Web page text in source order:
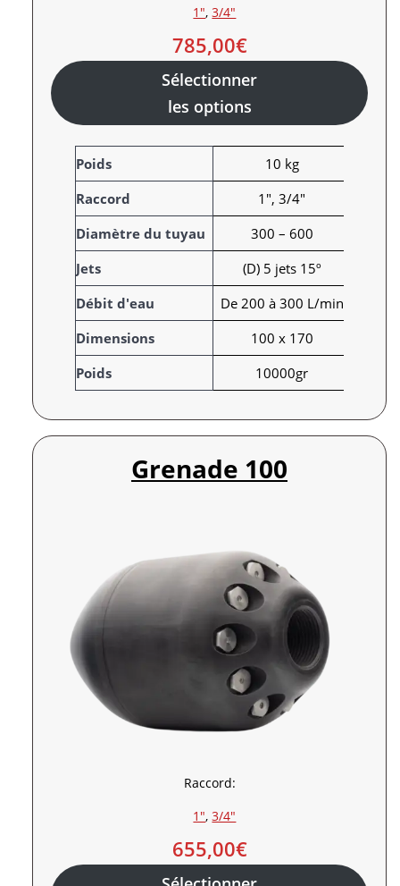
1″, 3/4″
785,00€
Sélectionner
les options
A
t
t
r
i
b
u
t
s
a
l
e
u
r
Poids
10 kg
Raccord
1", 3/4"
Diamètre du tuyau
300 – 600
Jets
(D) 5 jets 15º
Débit d'eau
De 200 à 300 L/min
Dimensions
100 x 170
Poids
10000gr
Grenade 100
Raccord:
1″, 3/4″
655,00€